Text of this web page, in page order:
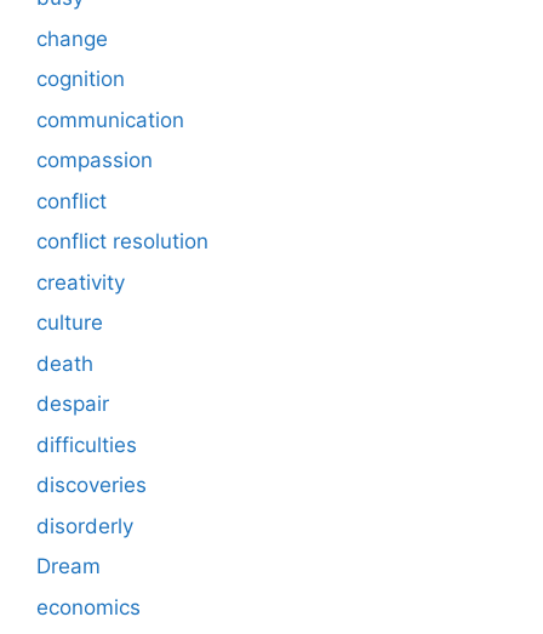
change
cognition
communication
compassion
conflict
conflict resolution
creativity
culture
death
despair
difficulties
discoveries
disorderly
Dream
economics